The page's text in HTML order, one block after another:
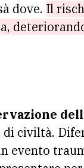
dove. Il
civiltà.
evento